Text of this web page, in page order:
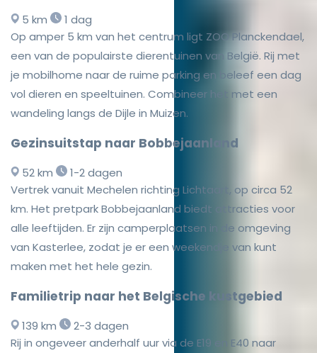
5 km
1 dag
Op amper 5 km van het centrum ligt ZOO Planckendael,
een van de populairste dierentuinen van België. Rij met
je mobilhome naar de ruime parking en beleef een dag
vol dieren en speeltuinen. Combineer het met een
wandeling langs de Dijle in Muizen.
Gezinsuitstap naar Bobbejaanland
52 km
1-2 dagen
Vertrek vanuit Mechelen richting Lichtaart, op circa 52
km. Het pretpark Bobbejaanland biedt attracties voor
alle leeftijden. Er zijn camperplaatsen in de omgeving
van Kasterlee, zodat je er een weekendje van kunt
maken met het hele gezin.
Familietrip naar het Belgische kustgebied
139 km
2-3 dagen
Rij in ongeveer anderhalf uur via de E19 en E40 naar